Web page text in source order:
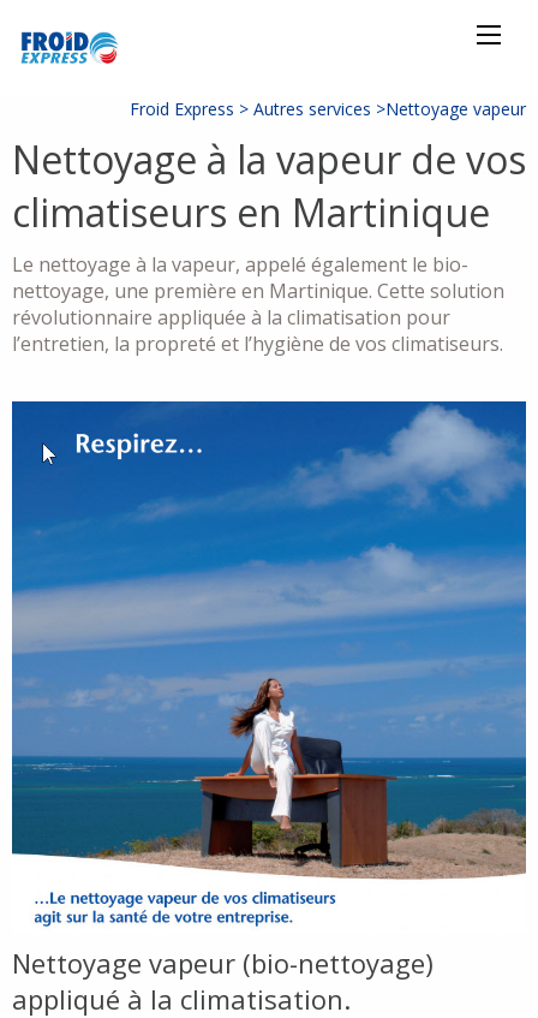
Froid Express > Autres services >Nettoyage vapeur
Nettoyage à la vapeur de vos
climatiseurs en Martinique
Le nettoyage à la vapeur, appelé également le bio-
nettoyage, une première en Martinique. Cette solution
révolutionnaire appliquée à la climatisation pour
l’entretien, la propreté et l’hygiène de vos climatiseurs.
Nettoyage vapeur (bio-nettoyage)
appliqué à la climatisation.